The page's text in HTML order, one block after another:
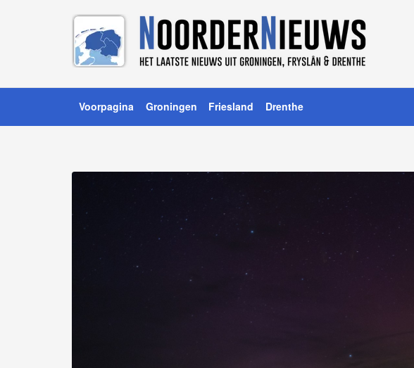
Voorpagina Groningen Friesland Drenthe